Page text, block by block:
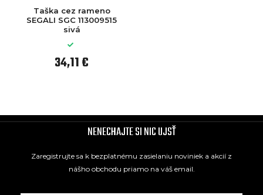
Taška cez rameno
SEGALI SGC 113009515
sivá
34,11 €
NENECHAJTE SI NIC UJSŤ
Zaregistrujte sa k bezplatnému zasielaniu noviniek a akcií z
nášho obchodu priamo na váš email.